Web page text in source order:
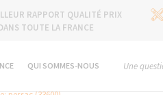
RAPPORT QUALITÉ PRIX
TOUTE LA FRANCE
QUI SOMMES-NOUS Une